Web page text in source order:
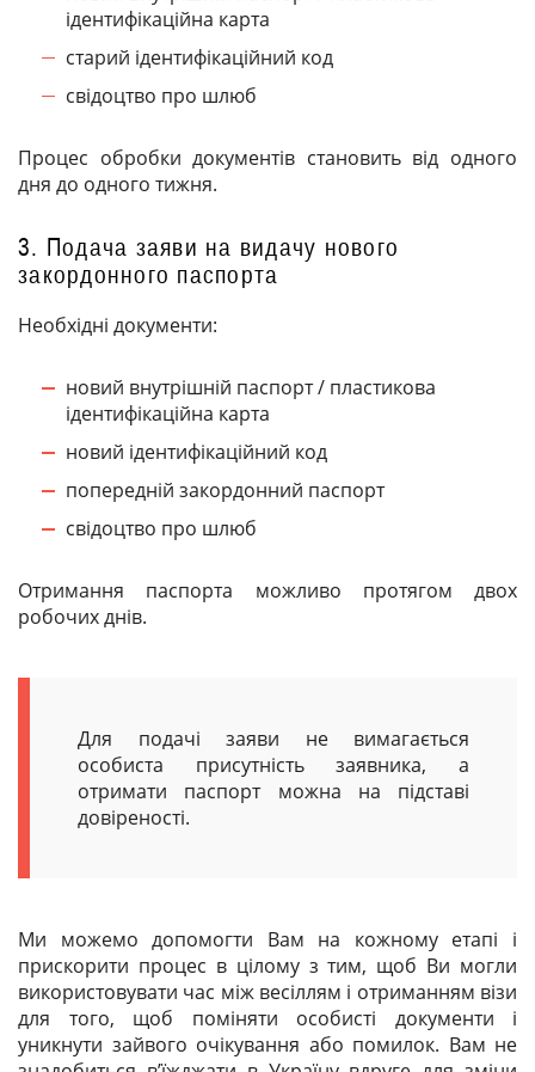
ідентифікаційна карта
старий ідентифікаційний код
свідоцтво про шлюб
Процес обробки документів становить від одного
дня до одного тижня.
3. Подача заяви на видачу нового
закордонного паспорта
Необхідні документи:
новий внутрішній паспорт / пластикова
ідентифікаційна карта
новий ідентифікаційний код
попередній закордонний паспорт
свідоцтво про шлюб
Отримання паспорта можливо протягом двох
робочих днів.
Для подачі заяви не вимагається
особиста присутність заявника, а
отримати паспорт можна на підставі
довіреності.
Ми можемо допомогти Вам на кожному етапі і
прискорити процес в цілому з тим, щоб Ви могли
використовувати час між весіллям і отриманням візи
для того, щоб поміняти особисті документи і
уникнути зайвого очікування або помилок. Вам не